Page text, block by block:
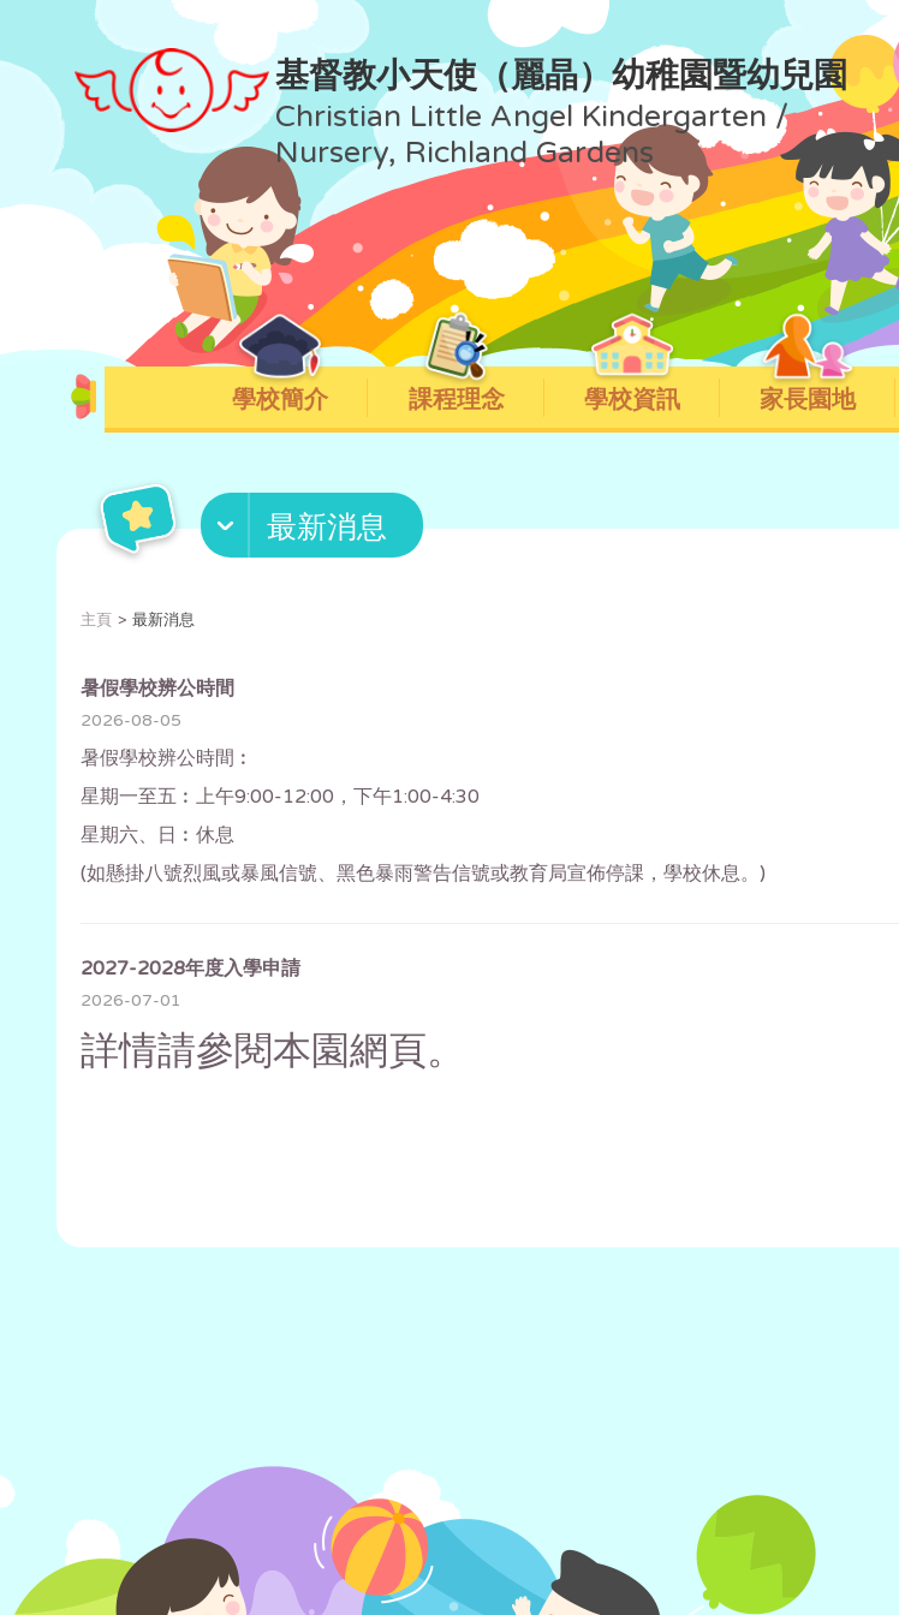
基督教小天使（麗晶）幼稚園暨幼兒園
Christian Little Angel Kindergarten /
Nursery, Richland Gardens
學校簡介 課程理念 學校資訊 家長園地
最新消息
主頁 最新消息
暑假學校辨公時間
2026-08-05
暑假學校辨公時間︰
星期一至五︰上午9:00-12:00，下午1:00-4:30
星期六、日︰休息
(如懸掛八號烈風或暴風信號、黑色暴雨警告信號或教育局宣佈停課，學校休息。)
2027-2028年度入學申請
2026-07-01
詳情請參閱本園網頁。